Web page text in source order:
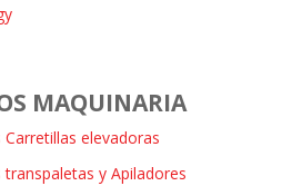
MAQUINARIA
Carretillas elevadoras
transpaletas y Apiladores